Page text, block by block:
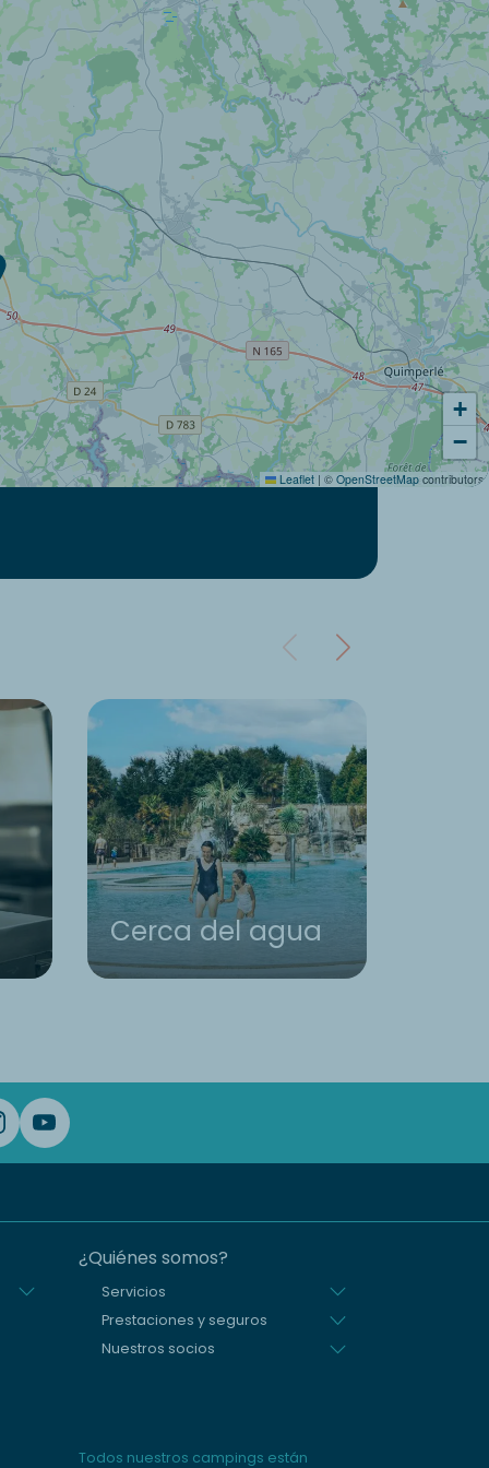
+
−
Leaflet | © OpenStreetMap contributors
Cerca del agua
¿Quiénes somos?
Servicios
Prestaciones y seguros
Nuestros socios
Todos nuestros campings están